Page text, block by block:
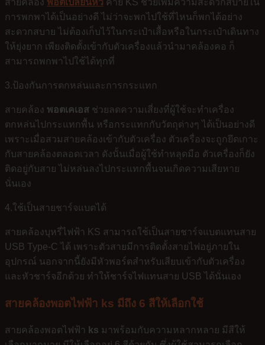
สายคล้อง พอตเปลี่ยนหัว ค่าย KS ช่วยเพิ่มความสะดวกสบายใน
การพกพาได้เป็นอย่างดี ไม่ว่าจะพกไปใช้ที่ไหนก็พกได้อย่าง
สะดวกสบาย ไม่ต้องเก็บไว้ในกระเป๋าเสื้อหรือในกระเป๋าเดินทาง
ให้ยุ่งยาก เพียงติดตั้งเข้ากับตัวเครื่องแล้วนำมาคล้องคอ ก็
สามารถพกพาไปใช้ได้ทุกที่
3.ป้องกันการตกหล่นและการกระแทก
สายคล้อง พอตเคเอส ช่วยลดความเสี่ยงที่ผู้ใช้จะทำเครื่อง
ตกหล่นไปกระแทกพื้น หรือกระแทกกับวัตถุต่างๆ ได้เป็นอย่างดี
เพราะเมื่อสวมสายคล้องเข้ากับตัวเครื่อง ตัวเครื่องจะถูกยึดเกาะ
กับสายคล้องตลอดเวลา ดังนั้นเมื่อผู้ใช้ทำหลุดมือ ตัวเครื่องก็ยัง
ติดอยู่กับสาย ไม่หล่นลงไปกระแทกพื้นจนเกิดความเสียหาย
นั่นเอง
4.ใช้เป็นสายชาร์จแบตได้
สายคล้องบุหรี่ไฟฟ้า KS สามารถใช้เป็นสายชาร์จแบตแทนสาย
USB Type-C ได้ เพราะตัวสายมีการติดตั้งสายไฟอยู่ภายใน
อุปกรณ์ นอกจากนี้ยังมีหัวพอร์ตสำหรับเสียบเข้ากับตัวเครื่อง
และหัวชาร์จอีกด้วย ทำให้ชาร์จไฟแทนสาย USB ได้นั่นเอง
สายคล้องพอตไฟฟ้า ks มีถึง 6 สีให้เลือกใช้
สายคล้องพอตไฟฟ้า ks มาพร้อมกับความหลากหลาย มีสีให้